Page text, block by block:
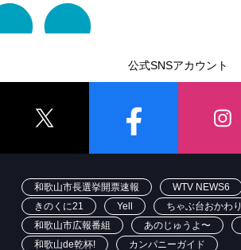
公式SNSアカウント
和歌山市長選挙開票速報 WTV NEWS6
きのくに21
Yell
ちゃぶ台おかわり
和歌山市広報番組
あのじゅうよ〜
和歌山de乾杯!
カンパニーガイド